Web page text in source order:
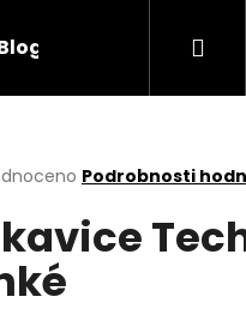
Obchodní
Podrobnosti